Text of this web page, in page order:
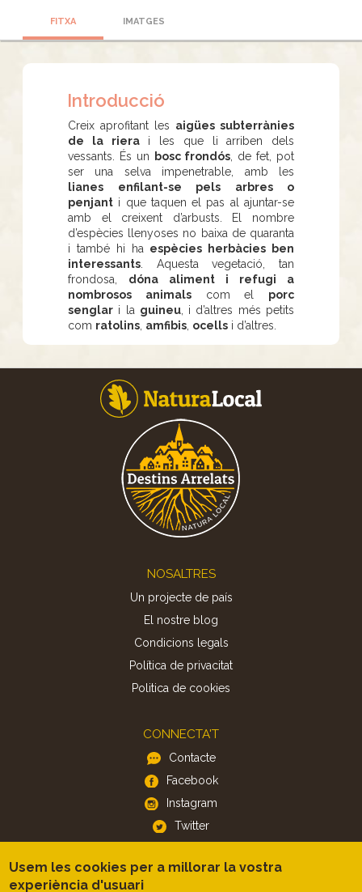
FITXA IMATGES
Introducció
Creix aprofitant les aigües subterrànies
de la rierai les que li arriben dels
vessants. És un
bosc frondós , de fet, pot
ser una selva impenetrable, amb les
lianes enfilant-se pels arbres o
penjant i que taquen el pas al ajuntar-se
amb el creixent d’arbusts. El nombre
d’espècies llenyoses no baixa de quaranta
i també hi ha espècies herbàcies ben
interessants . Aquesta vegetació, tan
frondosa, dóna aliment i refugi a
nombrosos animalscom el porc
senglar i la guineu, i d’altres més petits
com ratolins amfibis ocells i d’altres.
NOSALTRES
Un projecte de país
El nostre blog
Condicions legals
Política de privacitat
Politica de cookies
CONNECTA'T
Contacte
Facebook
Instagram
Twitter
APP
Usem les cookies per a millorar la vostra
experiència d'usuari